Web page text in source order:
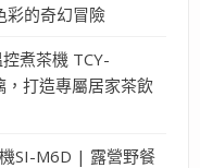
彩的奇幻冒險
煮茶機 TCY-
打造專屬居家茶飲
機SI-M6D | 露營野餐